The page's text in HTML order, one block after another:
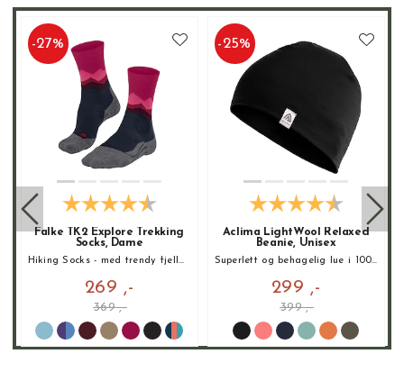
-27%
Falke TK2 Explore Trekking
Socks, Dame
Hiking Socks - med trendy fjellmønster!
269 ,-
369 ,-
-25%
Aclima LightWool Relaxed
Beanie, Unisex
Superlett og behagelig lue i 100% merinoull!
299 ,-
399 ,-